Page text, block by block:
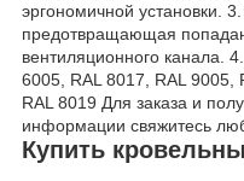
эргономичной установки.
предотвращающая
вентиляционного канала.
6005, RAL 8017, RAL 9005,
RAL 8019 Для заказа и
информации свяжитесь
Купить